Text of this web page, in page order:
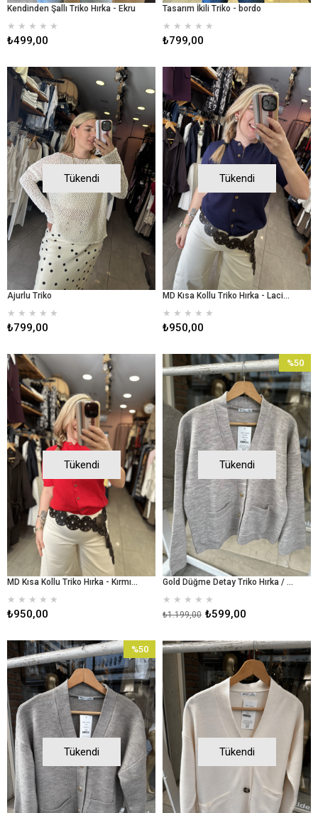
Kendinden Şallı Triko Hırka - Ekru
★ ★ ★ ★ ★
₺499,00
Tasarım İkili Triko - bordo
★ ★ ★ ★ ★
₺799,00
Tükendi
Ajurlu Triko
★ ★ ★ ★ ★
₺799,00
Tükendi
MD Kısa Kollu Triko Hırka - Lacivert
★ ★ ★ ★ ★
₺950,00
Tükendi
MD Kısa Kollu Triko Hırka - Kırmızı
★ ★ ★ ★ ★
₺950,00
Tükendi
Gold Düğme Detay Triko Hırka / Koyu Bej
★ ★ ★ ★ ★
₺599,00
₺1.199,00
%50
İndirim
Tükendi
%50
İndirim
%50İndirim
Tükendi